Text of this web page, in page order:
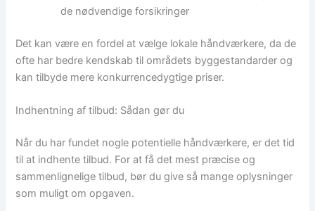
de nødvendige forsikringer
Det kan være en fordel at vælge lokale håndværkere, da de
ofte har bedre kendskab til områdets byggestandarder og
kan tilbyde mere konkurrencedygtige priser.
Indhentning af tilbud: Sådan gør du
Når du har fundet nogle potentielle håndværkere, er det tid
til at indhente tilbud. For at få det mest præcise og
sammenlignelige tilbud, bør du give så mange oplysninger
som muligt om opgaven.